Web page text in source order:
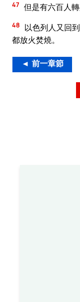
47 但是有六百人
48
以色列人又回
都放火焚燒。
◄ 前一章節